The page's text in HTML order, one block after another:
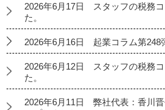
2026年6月17日 スタッフの税務
た。
2026年6月16日 起業コラム第248
2026年6月12日 スタッフの税務
た。
2026年6月11日 弊社代表：香川